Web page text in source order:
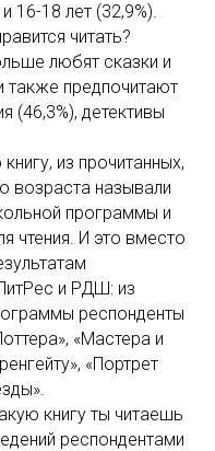
16-18 лет (32,9%).
читать?
любят сказки и
также предпочитают
(46,3%), детективы
из прочитанных,
возраста называли
программы и
чтения. И это вместо
и РДШ: из
респонденты
«Мастера и
«Портрет
книгу ты читаешь
респондентами